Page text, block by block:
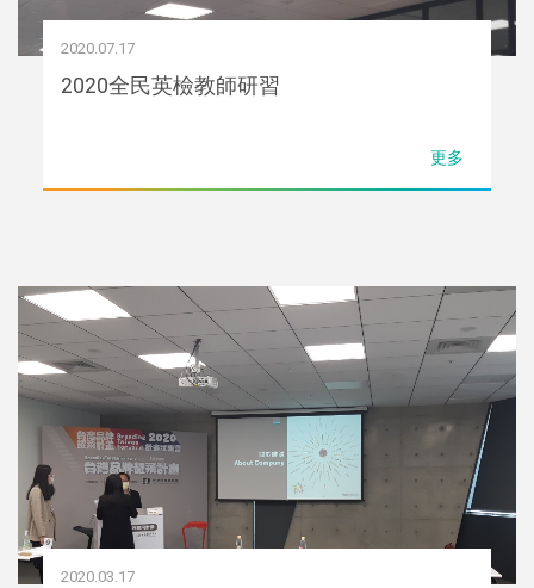
2020.07.17
2020全民英檢教師研習
更多
2020.03.17